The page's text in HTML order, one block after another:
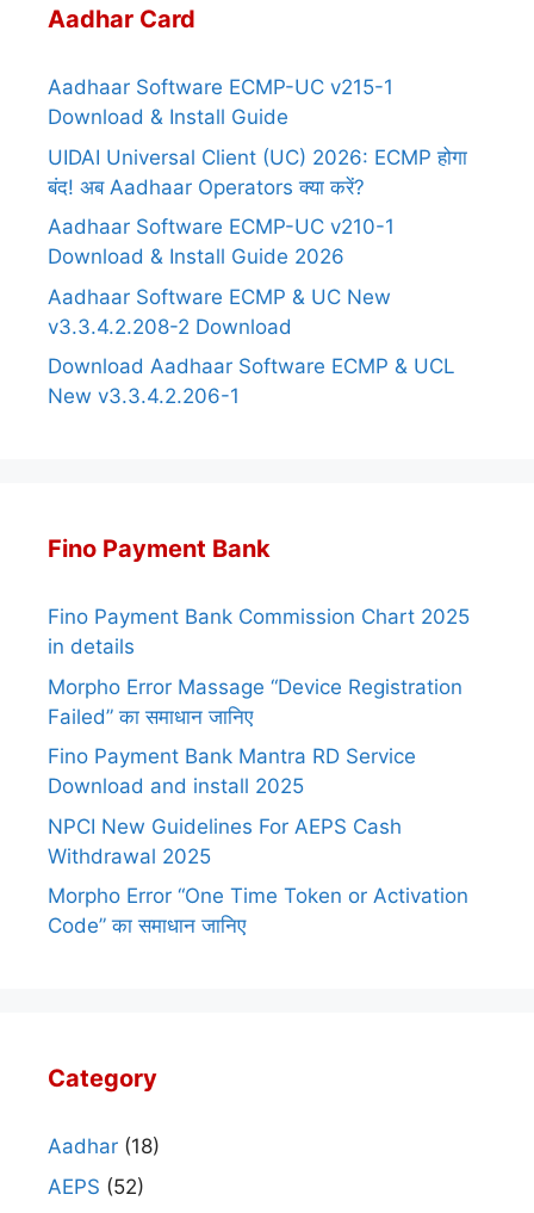
Aadhar Card
Aadhaar Software ECMP-UC v215-1
Download & Install Guide
UIDAI Universal Client (UC) 2026: ECMP होगा
बंद! अब Aadhaar Operators क्या करें?
Aadhaar Software ECMP-UC v210-1
Download & Install Guide 2026
Aadhaar Software ECMP & UC New
v3.3.4.2.208-2 Download
Download Aadhaar Software ECMP & UCL
New v3.3.4.2.206-1
Fino Payment Bank
Fino Payment Bank Commission Chart 2025
in details
Morpho Error Massage “Device Registration
Failed” का समाधान जानिए
Fino Payment Bank Mantra RD Service
Download and install 2025
NPCI New Guidelines For AEPS Cash
Withdrawal 2025
Morpho Error “One Time Token or Activation
Code” का समाधान जानिए
Category
Aadhar (18)
AEPS (52)